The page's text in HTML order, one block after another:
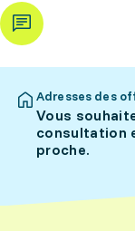
Adresses des
Vous
consultation
proche.